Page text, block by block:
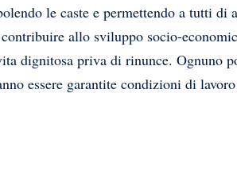
le caste e permettendo a tutti di
allo sviluppo socio-
dignitosa priva di rinunce. Ognuno
essere garantite condizioni di